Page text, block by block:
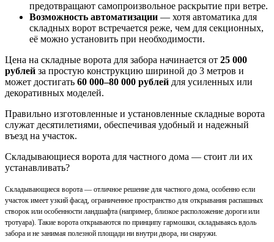
предотвращают самопроизвольное раскрытие при ветре.
Возможность автоматизации — хотя автоматика для
складных ворот встречается реже, чем для секционных,
её можно установить при необходимости.
Цена на складные ворота для забора начинается от 25 000
рублей за простую конструкцию шириной до 3 метров и
может достигать 60 000–80 000 рублей для усиленных или
декоративных моделей.
Правильно изготовленные и установленные складные ворота
служат десятилетиями, обеспечивая удобный и надежный
въезд на участок.
Складывающиеся ворота для частного дома — стоит ли их
устанавливать?
Складывающиеся ворота — отличное решение для частного дома, особенно если
участок имеет узкий фасад, ограниченное пространство для открывания распашных
створок или особенности ландшафта (например, близкое расположение дороги или
тротуара). Такие ворота открываются по принципу гармошки, складываясь вдоль
забора и не занимая полезной площади ни внутри двора, ни снаружи.